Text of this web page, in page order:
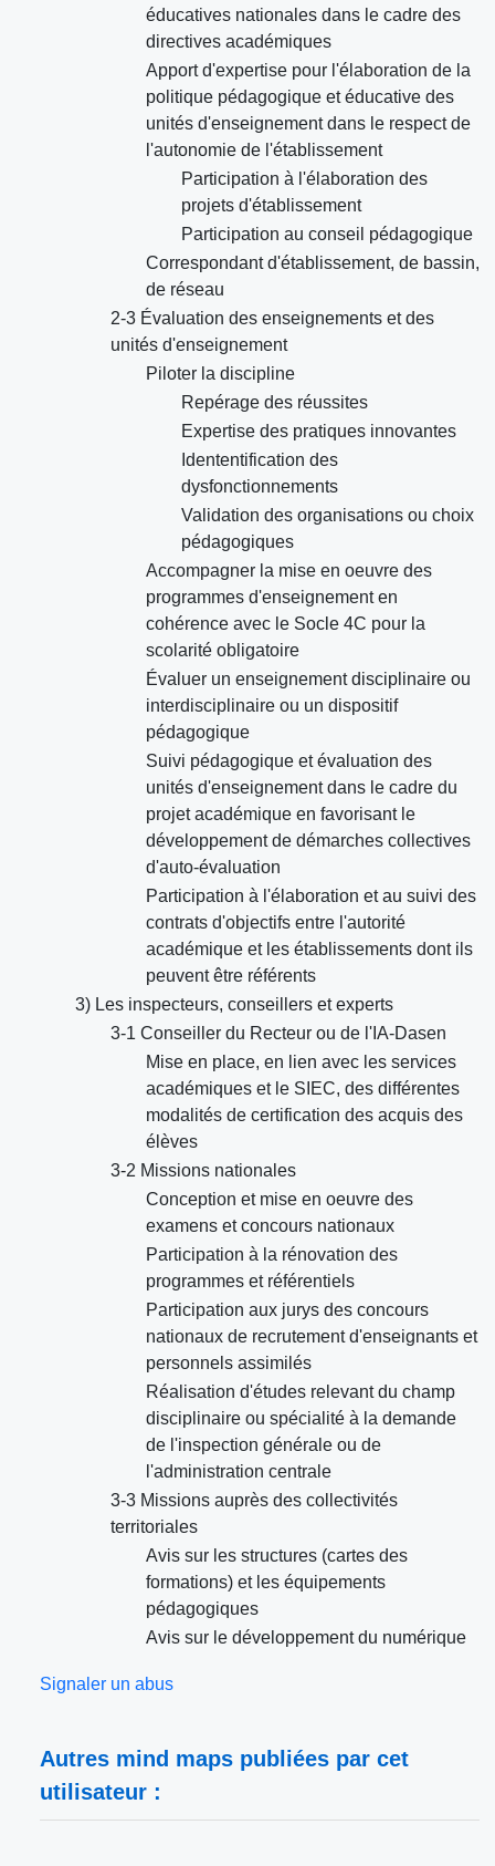
éducatives nationales dans le cadre des
directives académiques
Apport d'expertise pour l'élaboration de la
politique pédagogique et éducative des
unités d'enseignement dans le respect de
l'autonomie de l'établissement
Participation à l'élaboration des
projets d'établissement
Participation au conseil pédagogique
Correspondant d'établissement, de bassin,
de réseau
2-3 Évaluation des enseignements et des
unités d'enseignement
Piloter la discipline
Repérage des réussites
Expertise des pratiques innovantes
Idententification des
dysfonctionnements
Validation des organisations ou choix
pédagogiques
Accompagner la mise en oeuvre des
programmes d'enseignement en
cohérence avec le Socle 4C pour la
scolarité obligatoire
Évaluer un enseignement disciplinaire ou
interdisciplinaire ou un dispositif
pédagogique
Suivi pédagogique et évaluation des
unités d'enseignement dans le cadre du
projet académique en favorisant le
développement de démarches collectives
d'auto-évaluation
Participation à l'élaboration et au suivi des
contrats d'objectifs entre l'autorité
académique et les établissements dont ils
peuvent être référents
3) Les inspecteurs, conseillers et experts
3-1 Conseiller du Recteur ou de l'IA-Dasen
Mise en place, en lien avec les services
académiques et le SIEC, des différentes
modalités de certification des acquis des
élèves
3-2 Missions nationales
Conception et mise en oeuvre des
examens et concours nationaux
Participation à la rénovation des
programmes et référentiels
Participation aux jurys des concours
nationaux de recrutement d'enseignants et
personnels assimilés
Réalisation d'études relevant du champ
disciplinaire ou spécialité à la demande
de l'inspection générale ou de
l'administration centrale
3-3 Missions auprès des collectivités
territoriales
Avis sur les structures (cartes des
formations) et les équipements
pédagogiques
Avis sur le développement du numérique
Signaler un abus
Autres mind maps publiées par cet
utilisateur :